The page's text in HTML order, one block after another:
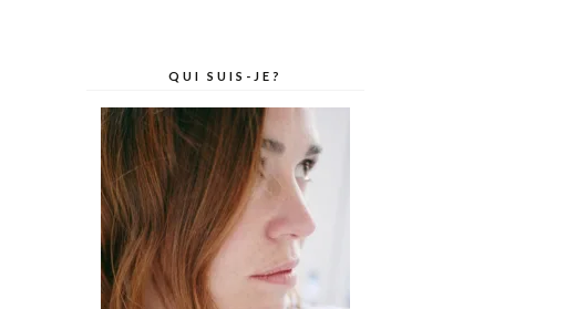
QUI SUIS-JE?